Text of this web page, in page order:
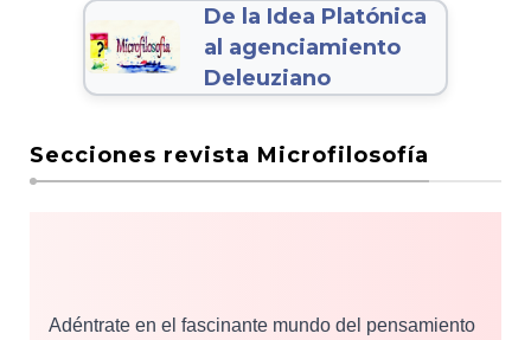
De la Idea Platónica
al agenciamiento
Deleuziano
Secciones revista Microfilosofía
Adéntrate en el fascinante mundo del pensamiento